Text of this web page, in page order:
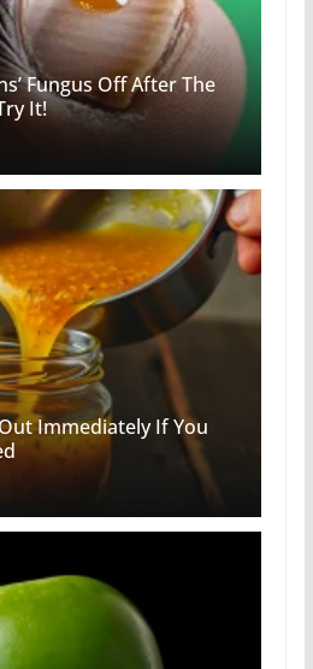
Fungus Off After The
It!
Immediately If You